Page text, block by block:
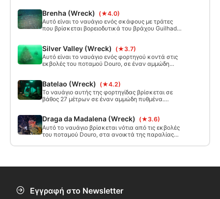
με βορειοανατολικό-νοτιοανατολικό
προσανατολισμό. Αυτή η ιστοσελίδα είναι
προσβάσιμη από την παραλία ή με βάρκα.
Brenha (Wreck)
(★4.0)
Αυτό είναι το ναυάγιο ενός σκάφους με τράτες
που βρίσκεται βορειοδυτικά του βράχου Guilhada,
Mindelo. Είναι σε ένα αμμώδη κάτω μέρος, κλίνει
βάθος. Αυτή η ιστοσελίδα είναι προσβάσιμη μόνο
με βάρκα.
Silver Valley (Wreck)
(★3.7)
Αυτό είναι το ναυάγιο ενός φορτηγού κοντά στις
εκβολές του ποταμού Douro, σε έναν αμμώδη
πυθμένα 14 μέτρα βάθος με προσανατολισμό
Batelao (Wreck)
(★4.2)
Το ναυάγιο αυτής της φορτηγίδας βρίσκεται σε
βάθος 27 μέτρων σε έναν αμμώδη πυθμένα.
προσβάσιμο μόνο με βάρκα.
Draga da Madalena (Wreck)
(★3.6)
Αυτό το ναυάγιο βρίσκεται νότια από τις εκβολές
του ποταμού Douro, στα ανοικτά της παραλίας
μέγιστο βάθος 21 μέτρα. Προσβάσιμο μόνο με
Εγγραφή στο Newsletter